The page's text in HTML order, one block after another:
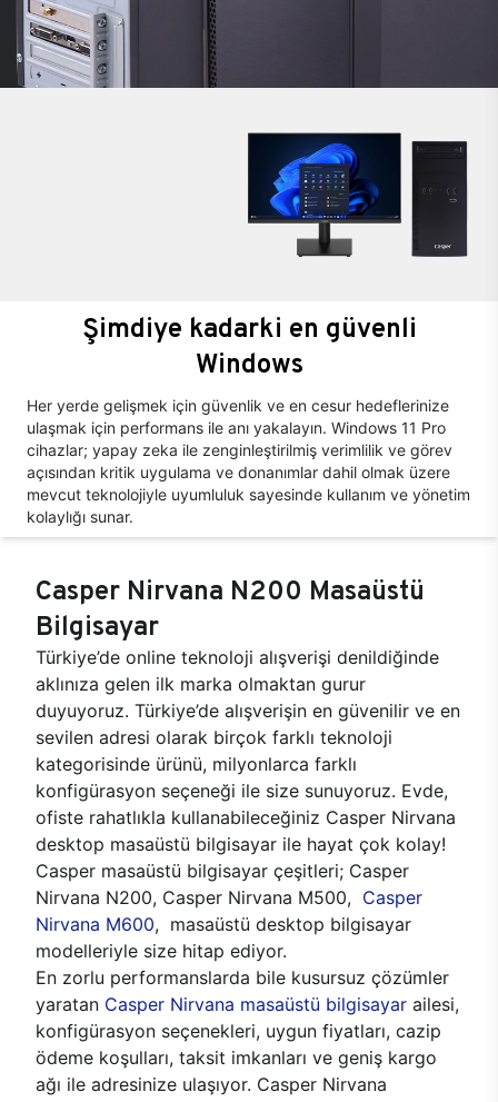
Şimdiye kadarki en güvenli
Windows
Her yerde gelişmek için güvenlik ve en cesur hedeflerinize
ulaşmak için performans ile anı yakalayın. Windows 11 Pro
cihazlar; yapay zeka ile zenginleştirilmiş verimlilik ve görev
açısından kritik uygulama ve donanımlar dahil olmak üzere
mevcut teknolojiyle uyumluluk sayesinde kullanım ve yönetim
kolaylığı sunar.
Casper Nirvana N200 Masaüstü
Bilgisayar
Türkiye’de online teknoloji alışverişi denildiğinde
aklınıza gelen ilk marka olmaktan gurur
duyuyoruz. Türkiye’de alışverişin en güvenilir ve en
sevilen adresi olarak birçok farklı teknoloji
kategorisinde ürünü, milyonlarca farklı
konfigürasyon seçeneği ile size sunuyoruz. Evde,
ofiste rahatlıkla kullanabileceğiniz Casper Nirvana
desktop masaüstü bilgisayar ile hayat çok kolay!
Casper masaüstü bilgisayar çeşitleri; Casper
Nirvana N200, Casper Nirvana M500, Casper
Nirvana M600, masaüstü desktop bilgisayar
modelleriyle size hitap ediyor.
En zorlu performanslarda bile kusursuz çözümler
yaratan Casper Nirvana masaüstü bilgisayar ailesi,
konfigürasyon seçenekleri, uygun fiyatları, cazip
ödeme koşulları, taksit imkanları ve geniş kargo
ağı ile adresinize ulaşıyor. Casper Nirvana